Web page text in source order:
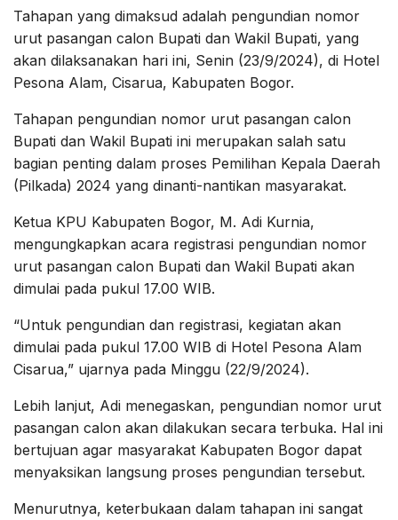
Tahapan yang dimaksud adalah pengundian nomor
urut pasangan calon Bupati dan Wakil Bupati, yang
akan dilaksanakan hari ini, Senin (23/9/2024), di Hotel
Pesona Alam, Cisarua, Kabupaten Bogor.
Tahapan pengundian nomor urut pasangan calon
Bupati dan Wakil Bupati ini merupakan salah satu
bagian penting dalam proses Pemilihan Kepala Daerah
(Pilkada) 2024 yang dinanti-nantikan masyarakat.
Ketua KPU Kabupaten Bogor, M. Adi Kurnia,
mengungkapkan acara registrasi pengundian nomor
urut pasangan calon Bupati dan Wakil Bupati akan
dimulai pada pukul 17.00 WIB.
“Untuk pengundian dan registrasi, kegiatan akan
dimulai pada pukul 17.00 WIB di Hotel Pesona Alam
Cisarua,” ujarnya pada Minggu (22/9/2024).
Lebih lanjut, Adi menegaskan, pengundian nomor urut
pasangan calon akan dilakukan secara terbuka. Hal ini
bertujuan agar masyarakat Kabupaten Bogor dapat
menyaksikan langsung proses pengundian tersebut.
Menurutnya, keterbukaan dalam tahapan ini sangat